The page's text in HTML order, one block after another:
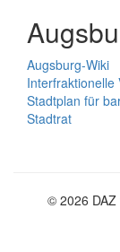
Augsburg-Wiki
Interfraktionelle
Stadtplan für
Stadtrat
© 2026 DAZ